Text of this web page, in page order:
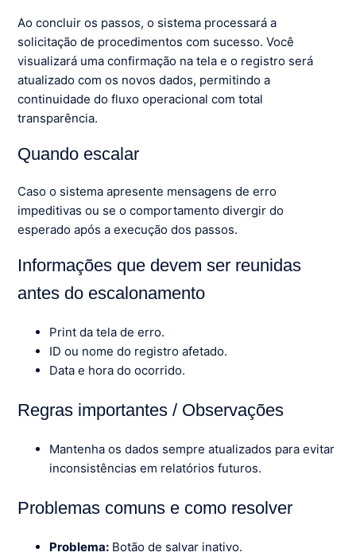
Ao concluir os passos, o sistema processará a
solicitação de procedimentos com sucesso. Você
visualizará uma confirmação na tela e o registro será
atualizado com os novos dados, permitindo a
continuidade do fluxo operacional com total
transparência.
Quando escalar
Caso o sistema apresente mensagens de erro
impeditivas ou se o comportamento divergir do
esperado após a execução dos passos.
Informações que devem ser reunidas
antes do escalonamento
Print da tela de erro.
ID ou nome do registro afetado.
Data e hora do ocorrido.
Regras importantes / Observações
Mantenha os dados sempre atualizados para evitar
inconsistências em relatórios futuros.
Problemas comuns e como resolver
Problema: Botão de salvar inativo.